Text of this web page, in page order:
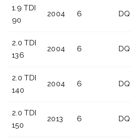
1.9 TDI
90
2004 6
2.0 TDI
136
2004 6
2.0 TDI
140
2004 6
2.0 TDI
150
2013 6